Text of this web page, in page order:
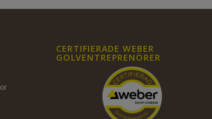
CERTIFIERADE WEBER
GOLVENTREPRENÖRER